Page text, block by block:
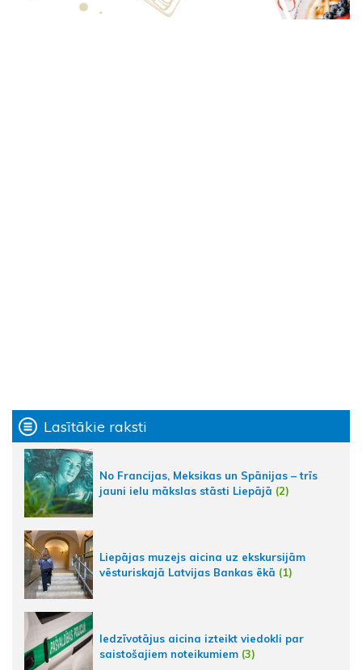
Lasītākie raksti
No Francijas, Meksikas un Spānijas – trīs
jauni ielu mākslas stāsti Liepājā (2)
Liepājas muzejs aicina uz ekskursijām
vēsturiskajā Latvijas Bankas ēkā (1)
Iedzīvotājus aicina izteikt viedokli par
saistošajiem noteikumiem (3)